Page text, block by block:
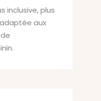
inclusive, plus
aux